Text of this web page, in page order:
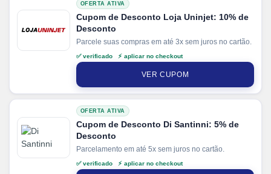
OFERTA ATIVA
Cupom de Desconto Loja Uninjet: 10% de
Desconto
Parcele suas compras em até 3x sem juros no cartão.
✅ verificado ⚡ aplicar no checkout
VER CUPOM
OFERTA ATIVA
Cupom de Desconto Di Santinni: 5% de
Desconto
Parcelamento em até 5x sem juros no cartão.
✅ verificado ⚡ aplicar no checkout